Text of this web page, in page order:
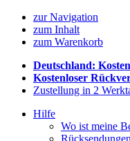
zur Navigation
zum Inhalt
zum Warenkorb
Deutschland:
Kostenloser
Zustellung in 2
Hilfe
Wo ist meine
Rücksendungen